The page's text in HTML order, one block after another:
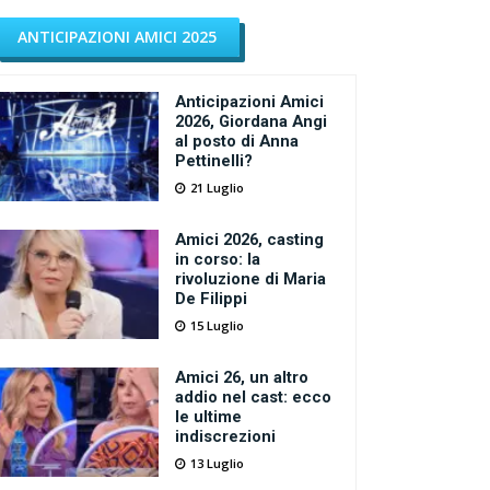
ANTICIPAZIONI AMICI 2025
Anticipazioni Amici
2026, Giordana Angi
al posto di Anna
Pettinelli?
21 Luglio
Amici 2026, casting
in corso: la
rivoluzione di Maria
De Filippi
15 Luglio
Amici 26, un altro
addio nel cast: ecco
le ultime
indiscrezioni
13 Luglio